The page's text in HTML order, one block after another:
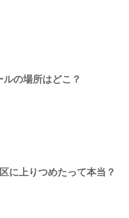
の場所はどこ？
に上りつめたって本当？